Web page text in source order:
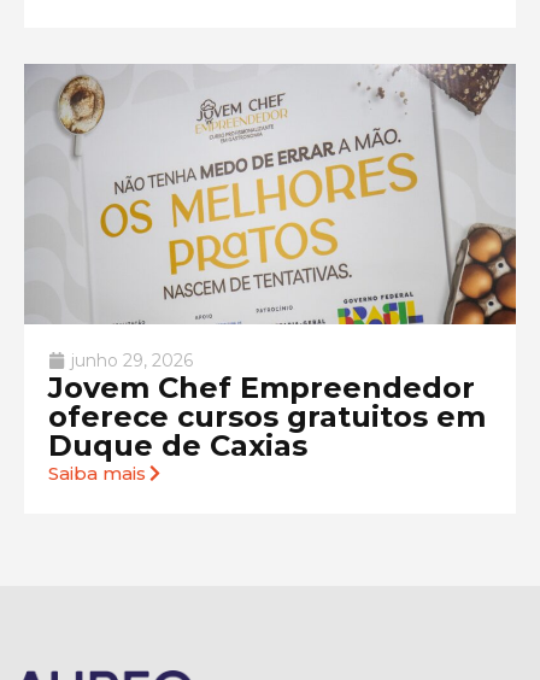
junho 29, 2026
Jovem Chef Empreendedor
oferece cursos gratuitos em
Duque de Caxias
Saiba mais